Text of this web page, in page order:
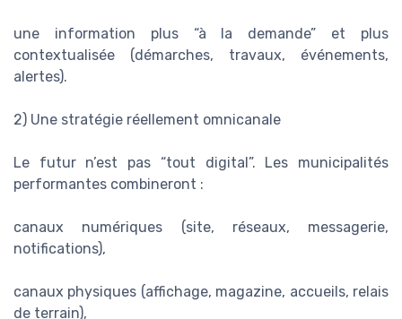
une information plus “à la demande” et plus
contextualisée (démarches, travaux, événements,
alertes).
2) Une stratégie réellement omnicanale
Le futur n’est pas “tout digital”. Les municipalités
performantes combineront :
canaux numériques (site, réseaux, messagerie,
notifications),
canaux physiques (affichage, magazine, accueils, relais
de terrain),